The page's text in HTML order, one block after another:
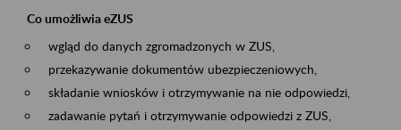
Co umożliwia eZUS
wgląd do danych zgromadzonych w ZUS,
przekazywanie dokumentów ubezpieczeniowych,
składanie wniosków i otrzymywanie na nie odpowiedzi,
zadawanie pytań i otrzymywanie odpowiedzi z ZUS,